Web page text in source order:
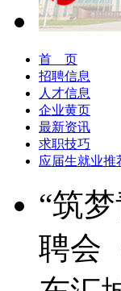
首 页
招聘信息
人才信息
企业黄页
最新资讯
求职技巧
应届生就业推
“筑
聘会